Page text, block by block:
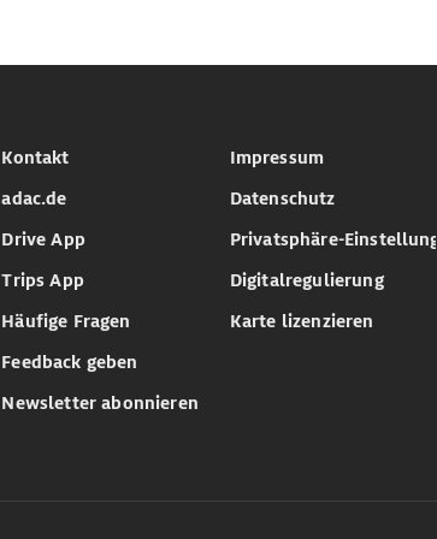
Kontakt
adac.de
Drive App
Trips App
Häufige Fragen
Feedback geben
Newsletter abonnieren
Impressum
Datenschutz
Privatsphäre-
Digitalregulierung
Karte lizenzieren